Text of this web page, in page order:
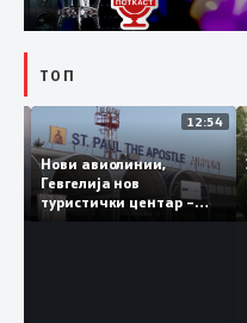
ТОП
12:54
Нови авиолинии,
Гевгелија нов
туристички центар –
туризмот останува